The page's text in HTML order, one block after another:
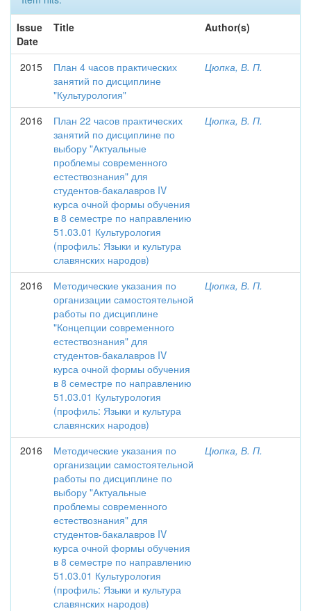
Issue
Date
Title Author(s)
2015
План 4 часов практических
занятий по дисциплине
"Культурология"
Цюпка, В. П.
2016
План 22 часов практических
занятий по дисциплине по
выбору "Актуальные
проблемы современного
естествознания" для
студентов-бакалавров IV
курса очной формы обучения
в 8 семестре по направлению
51.03.01 Культурология
(профиль: Языки и культура
славянских народов)
Цюпка, В. П.
2016
Методические указания по
организации самостоятельной
работы по дисциплине
"Концепции современного
естествознания" для
студентов-бакалавров IV
курса очной формы обучения
в 8 семестре по направлению
51.03.01 Культурология
(профиль: Языки и культура
славянских народов)
Цюпка, В. П.
2016
Методические указания по
организации самостоятельной
работы по дисциплине по
выбору "Актуальные
проблемы современного
естествознания" для
студентов-бакалавров IV
курса очной формы обучения
в 8 семестре по направлению
51.03.01 Культурология
(профиль: Языки и культура
славянских народов)
Цюпка, В. П.